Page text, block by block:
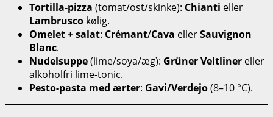
Tortilla-pizza (tomat/ost/skinke): Chianti eller
Lambrusco kølig.
Omelet + salat: Crémant/Cava ellerSauvignon
Blanc.
Nudelsuppe(lime/soya/æg): Grüner Veltliner eller
alkoholfri lime-tonic.
Pesto-pasta med ærter: Gavi/Verdejo(8–10 °C).